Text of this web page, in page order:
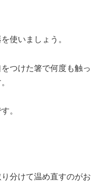
使いましょう。
つけた箸で何度も触っ
。
分けて温め直すのがお